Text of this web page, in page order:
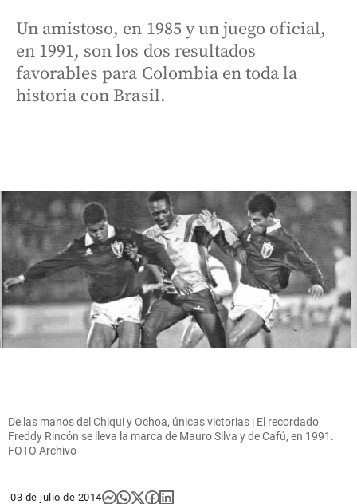
Un amistoso, en 1985 y un juego oficial,
en 1991, son los dos resultados
favorables para Colombia en toda la
historia con Brasil.
De las manos del Chiqui y Ochoa, únicas victorias | El recordado
Freddy Rincón se lleva la marca de Mauro Silva y de Cafú, en 1991.
FOTO Archivo
03 de julio de 2014